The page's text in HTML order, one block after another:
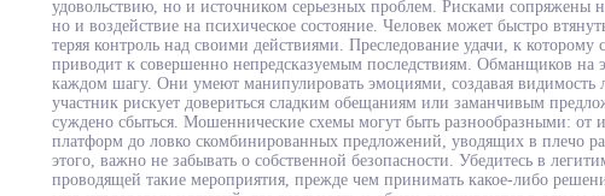
удовольствию, но и источником серьезных проблем. Рисками сопряжены
но и воздействие на психическое состояние. Человек может быстро
теряя контроль над своими действиями. Преследование удачи, к которому
приводит к совершенно непредсказуемым последствиям. Обманщиков на
каждом шагу. Они умеют манипулировать эмоциями, создавая
участник рискует довериться сладким обещаниям или заманчивым
суждено сбыться. Мошеннические схемы могут быть разнообразными: от
платформ до ловко скомбинированных предложений, уводящих в плечо
этого, важно не забывать о собственной безопасности. Убедитесь в
проводящей такие мероприятия, прежде чем принимать какое-либо